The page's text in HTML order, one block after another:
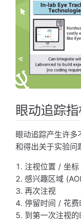
眼动追踪
眼动追踪产生许
和得出关于实验问
注视位置 / 坐标
感兴趣区域
再次注视
停留时间 / 花费
到第一次注视的